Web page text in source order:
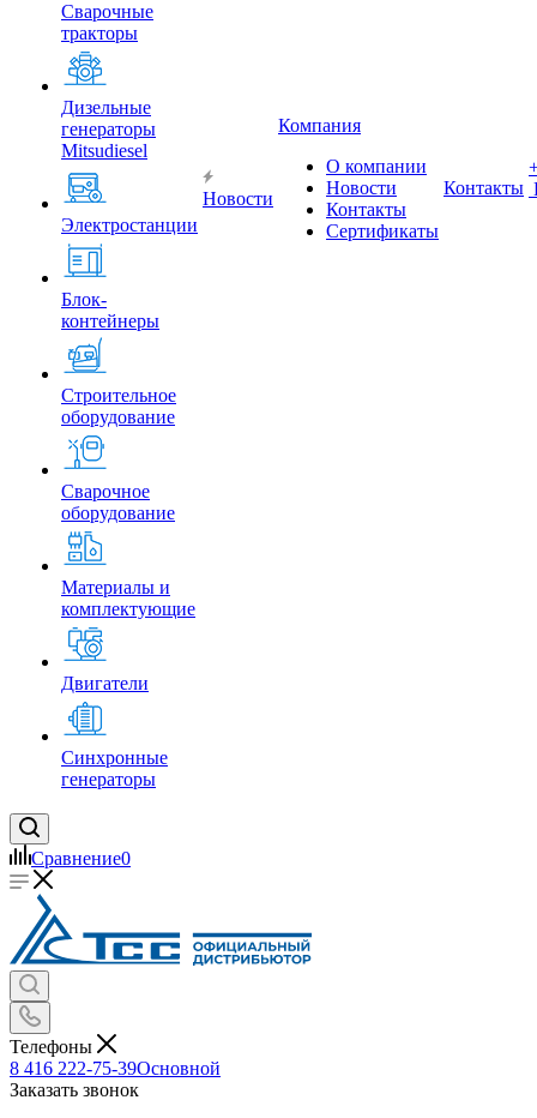
Сварочные
тракторы
Дизельные
генераторы
Mitsudiesel
Электростанции
Блок-
контейнеры
Строительное
оборудование
Сварочное
оборудование
Материалы и
комплектующие
Двигатели
Синхронные
генераторы
Новости
Компания
О компании
Новости
Контакты
Сертификаты
Контакты
Сравнение0
Телефоны
8 416 222-75-39Основной
Заказать звонок